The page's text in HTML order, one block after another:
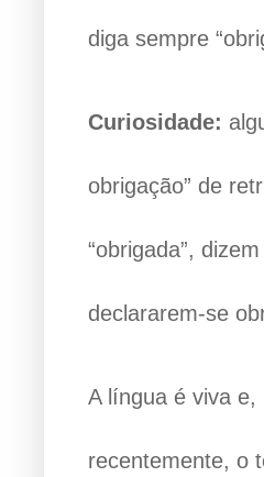
diga sempre
Curiosidade:
obrigação” de
“obrigada”,
declararem-se
A língua é viva
recentemente, o